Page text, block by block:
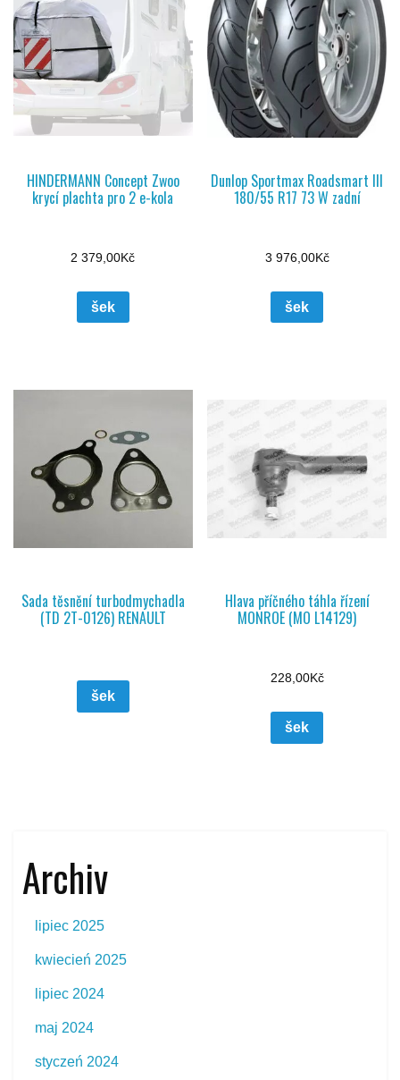
HINDERMANN Concept Zwoo
krycí plachta pro 2 e-kola
2 379,00Kč
šek
Dunlop Sportmax Roadsmart III
180/55 R17 73 W zadní
3 976,00Kč
šek
Sada těsnění turbodmychadla
(TD 2T-0126) RENAULT
šek
Hlava příčného táhla řízení
MONROE (MO L14129)
228,00Kč
šek
Archiv
lipiec 2025
kwiecień 2025
lipiec 2024
maj 2024
styczeń 2024